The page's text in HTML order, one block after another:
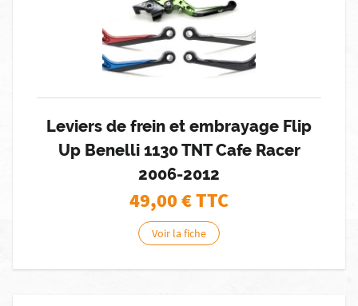
Leviers de frein et embrayage Flip
Up Benelli 1130 TNT Cafe Racer
2006-2012
49,00€ TTC
Voir la fiche